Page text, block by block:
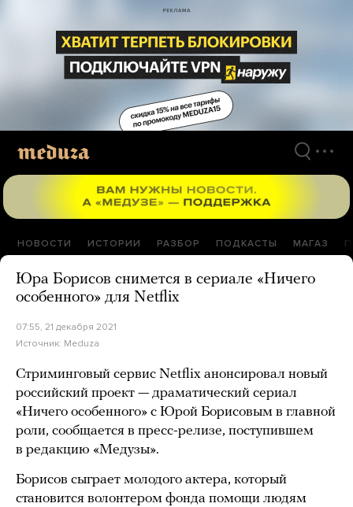
материалам
НОВОСТИ ИСТОРИИ РАЗБОР ПОДКАСТЫ МАГАЗ
Юра Борисов снимется в сериале «Ничего
особенного» для Netflix
07:55, 21 декабря 2021
Источник: Meduza
Стриминговый сервис Netflix анонсировал новый
российский проект — драматический сериал
«Ничего особенного» с Юрой Борисовым в главной
роли, сообщается в пресс-релизе, поступившем
в редакцию «Медузы».
Борисов сыграет молодого актера, который
становится волонтером фонда помощи людям